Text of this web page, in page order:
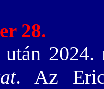
28.
2024.
. Az